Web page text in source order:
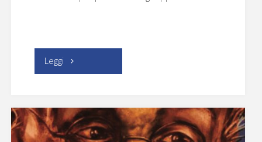
Leggi "Associazione
Nona
Arte"